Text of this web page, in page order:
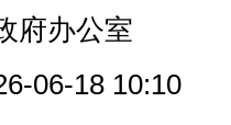
府办公室
06-18 10:10